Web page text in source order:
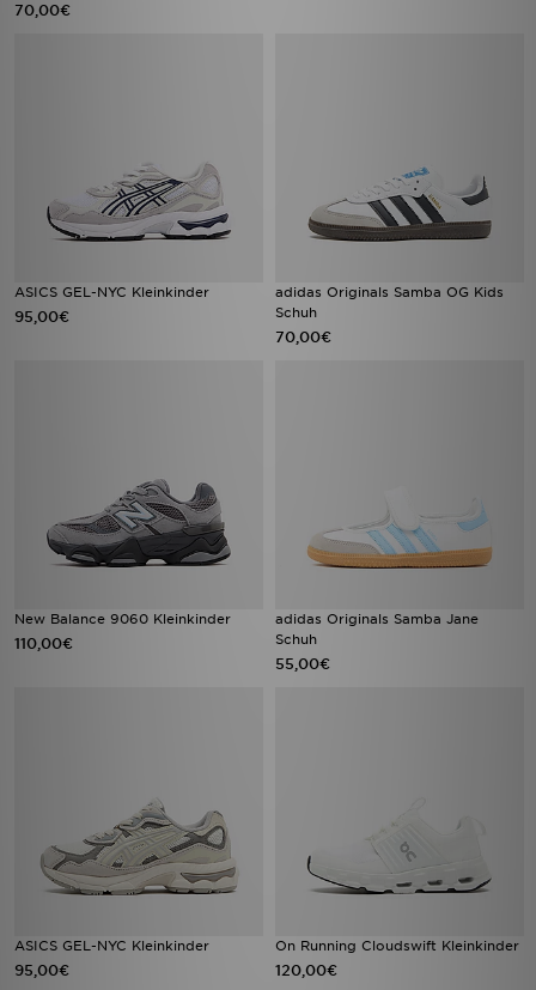
70,00€
ASICS GEL-NYC Kleinkinder
95,00€
adidas Originals Samba OG Kids
Schuh
70,00€
New Balance 9060 Kleinkinder
110,00€
adidas Originals Samba Jane
Schuh
55,00€
ASICS GEL-NYC Kleinkinder
95,00€
On Running Cloudswift Kleinkinder
120,00€